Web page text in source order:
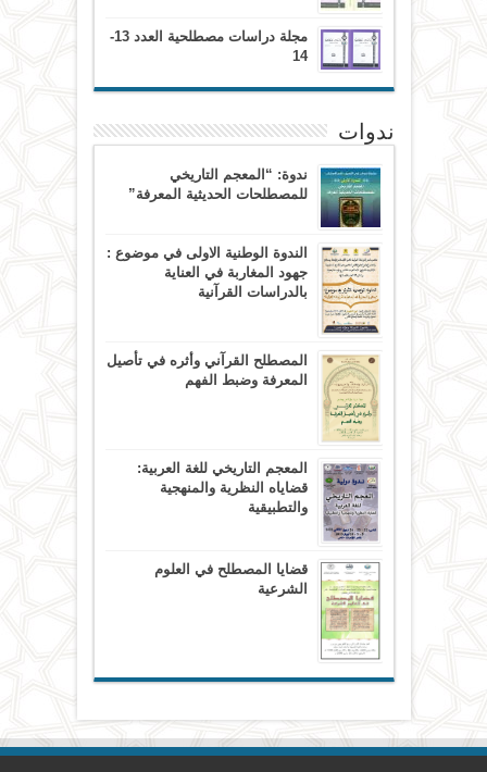
مجلة دراسات مصطلحية العدد 13-
14
ندوات
ندوة: “المعجم التاريخي
للمصطلحات الحديثية المعرفة”
الندوة الوطنية الاولى في موضوع :
جهود المغاربة في العناية
بالدراسات القرآنية
المصطلح القرآني وأثره في تأصيل
المعرفة وضبط الفهم
المعجم التاريخي للغة العربية:
قضاياه النظرية والمنهجية
والتطبيقية
قضايا المصطلح في العلوم
الشرعية